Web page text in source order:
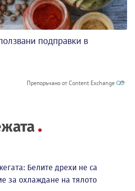
подправки в
Препоръчано от Content Exchange
Белите дрехи не са
за охлаждане на тялото